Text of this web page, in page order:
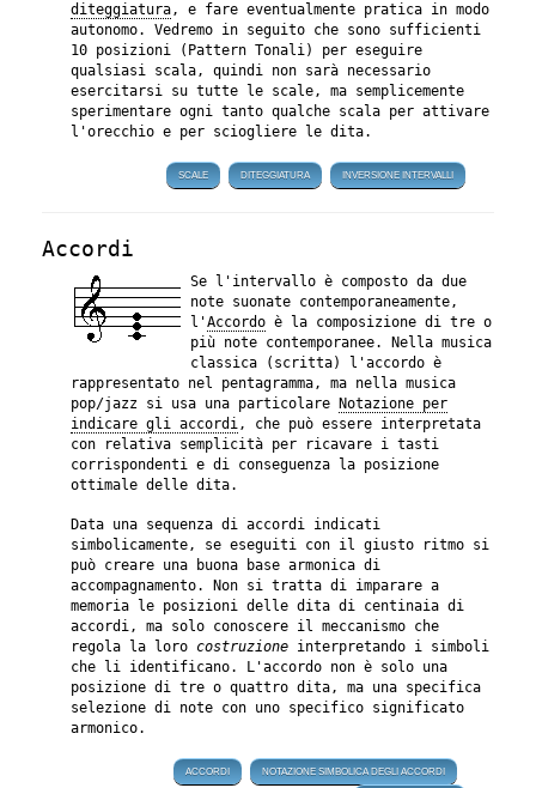
diteggiatura, e fare eventualmente pratica in modo
autonomo. Vedremo in seguito che sono sufficienti
10 posizioni (Pattern Tonali) per eseguire
qualsiasi scala, quindi non sarà necessario
esercitarsi su tutte le scale, ma semplicemente
sperimentare ogni tanto qualche scala per attivare
l'orecchio e per sciogliere le dita.
SCALE DITEGGIATURA INVERSIONE INTERVALLI
Accordi
Se l'intervallo è composto da due
note suonate contemporaneamente,
l'Accordo è la composizione di tre o
più note contemporanee. Nella musica
classica (scritta) l'accordo è
rappresentato nel pentagramma, ma nella musica
pop/jazz si usa una particolare
Notazione per
indicare gli accordi, che può essere interpretata
con relativa semplicità per ricavare i tasti
corrispondenti e di conseguenza la posizione
ottimale delle dita.
Data una sequenza di accordi indicati
simbolicamente, se eseguiti con il giusto ritmo si
può creare una buona base armonica di
accompagnamento. Non si tratta di imparare a
memoria le posizioni delle dita di centinaia di
accordi, ma solo conoscere il meccanismo che
regola la loro costruzione interpretando i simboli
che li identificano. L'accordo non è solo una
posizione di tre o quattro dita, ma una specifica
selezione di note con uno specifico significato
armonico.
ACCORDI NOTAZIONE SIMBOLICA DEGLI ACCORDI